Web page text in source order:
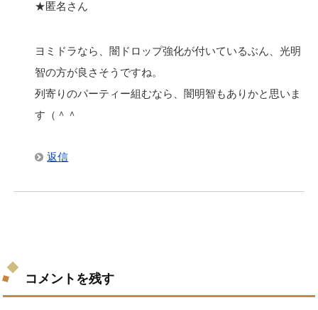
★匿名さん
ヨミドラなら、闇ドロップ強化が付いているぶん、光明
智の方が良さそうですね。
列寄りのパーティー組むなら、闇明智もありかと思いま
す（＾＾
返信
コメントを残す